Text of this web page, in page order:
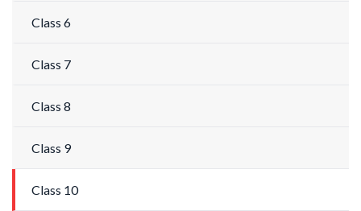
Class 6
Class 7
Class 8
Class 9
Class 10